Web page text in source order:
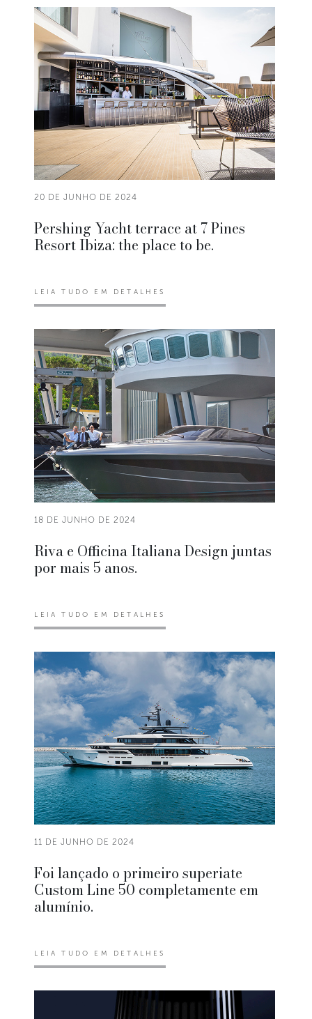
20 DE JUNHO DE 2024
Pershing Yacht terrace at 7 Pines
Resort Ibiza: the place to be.
LEIA TUDO EM DETALHES
18 DE JUNHO DE 2024
Riva e Officina Italiana Design juntas
por mais 5 anos.
LEIA TUDO EM DETALHES
11 DE JUNHO DE 2024
Foi lançado o primeiro superiate
Custom Line 50 completamente em
alumínio.
LEIA TUDO EM DETALHES